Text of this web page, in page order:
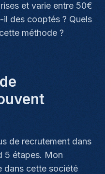
et varie entre 50€
il des cooptés ? Quels
méthode ?
de recrutement dans
5 étapes. Mon
dans cette société